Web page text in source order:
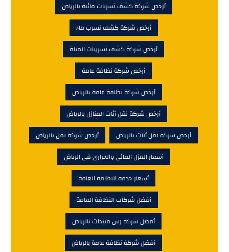
أرخص شركة كشف تسربات مائية بالرياض
أرخص شركة كشف تسرب ماء
أرخص شركة كشف تسريبات المياة
أرخص شركة نظافة عامة
أرخص شركة نظافة عامة بالرياض
أرخص شركة نقل أثاث المنازل بالرياض
أرخص شركة نقل أثاث بالرياض
أرخص شركة نقل بالرياض
أسعار العزل المائي والحرارى فى الرياض
أسعار خدمه النظافة العامة
أفضل شركات النظافة العامة
أفضل شركة رش مبيدات بالرياض
أفضل شركة نظافة عامة بالرياض